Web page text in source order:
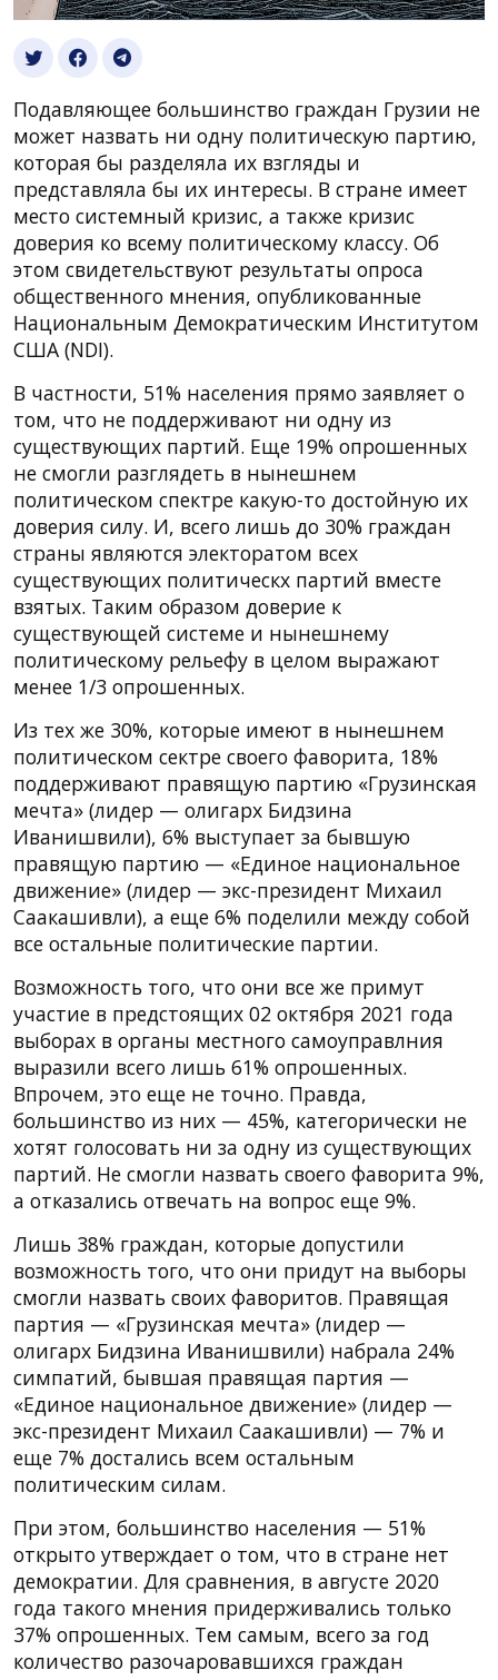
Подавляющее большинство граждан Грузии не
может назвать ни одну политическую партию,
которая бы разделяла их взгляды и
представляла бы их интересы. В стране имеет
место системный кризис, а также кризис
доверия ко всему политическому классу. Об
этом свидетельствуют результаты опроса
общественного мнения, опубликованные
Национальным Демократическим Институтом
США (NDI).
В частности, 51% населения прямо заявляет о
том, что не поддерживают ни одну из
существующих партий. Еще 19% опрошенных
не смогли разглядеть в нынешнем
политическом спектре какую-то достойную их
доверия силу. И, всего лишь до 30% граждан
страны являются электоратом всех
существующих политическх партий вместе
взятых. Таким образом доверие к
существующей системе и нынешнему
политическому рельефу в целом выражают
менее 1/3 опрошенных.
Из тех же 30%, которые имеют в нынешнем
политическом сектре своего фаворита, 18%
поддерживают правящую партию «Грузинская
мечта» (лидер — олигарх Бидзина
Иванишвили), 6% выступает за бывшую
правящую партию — «Единое национальное
движение» (лидер — экс-президент Михаил
Саакашивли), а еще 6% поделили между собой
все остальные политические партии.
Возможность того, что они все же примут
участие в предстоящих 02 октября 2021 года
выборах в органы местного самоуправлния
выразили всего лишь 61% опрошенных.
Впрочем, это еще не точно. Правда,
большинство из них — 45%, категорически не
хотят голосовать ни за одну из существующих
партий. Не смогли назвать своего фаворита 9%,
а отказались отвечать на вопрос еще 9%.
Лишь 38% граждан, которые допустили
возможность того, что они придут на выборы
смогли назвать своих фаворитов. Правящая
партия — «Грузинская мечта» (лидер —
олигарх Бидзина Иванишвили) набрала 24%
симпатий, бывшая правящая партия —
«Единое национальное движение» (лидер —
экс-президент Михаил Саакашивли) — 7% и
еще 7% достались всем остальным
политическим силам.
При этом, большинство населения — 51%
открыто утверждает о том, что в стране нет
демократии. Для сравнения, в августе 2020
года такого мнения придерживались только
37% опрошенных. Тем самым, всего за год
количество разочаровавшихся граждан